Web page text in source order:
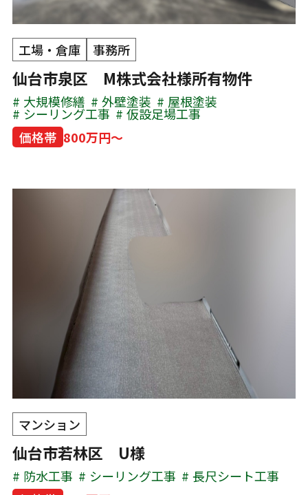
工場・倉庫 事務所
仙台市泉区 M株式会社様所有物件
大規模修繕 外壁塗装 屋根塗装
シーリング工事
仮設足場工事
価格帯 800万円～
マンション
仙台市若林区 U様
防水工事 シーリング工事
長尺シート工事